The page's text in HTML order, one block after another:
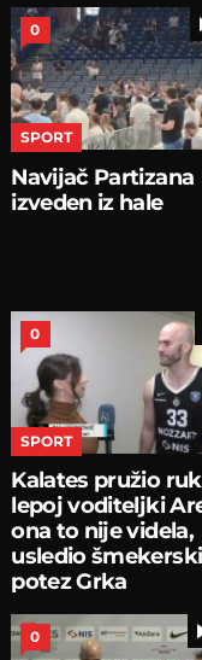
0
SPORT
Navijač Partizana
izveden iz hale
0
SPORT
Kalates pružio
lepoj voditeljki
ona to nije videla,
usledio šmekerski
potez Grka
0